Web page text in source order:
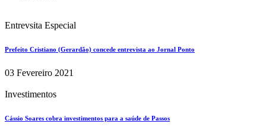
Entrevsita Especial
Prefeito Cristiano (Gerardão) concede entrevista ao Jornal Ponto
03 Fevereiro 2021
Investimentos
Cássio Soares cobra investimentos para a saúde de Passos